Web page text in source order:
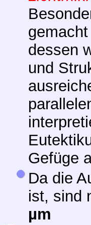
dessen
und
Gefüge
Da die
ist, sind
µm